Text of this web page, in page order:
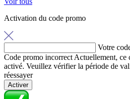
Activation du code promo
Votre
Code promo incorrect Actuellement, ce
activé. Veuillez vérifier la période de
réessayer
Activer